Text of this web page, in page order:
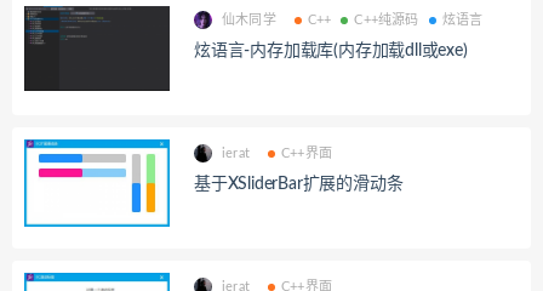
仙木同学 C++ C++纯源码 炫语言
炫语言-内存加载库(内存加载dll或exe)
ierat C++界面
基于XSliderBar扩展的滑动条
ierat C++界面